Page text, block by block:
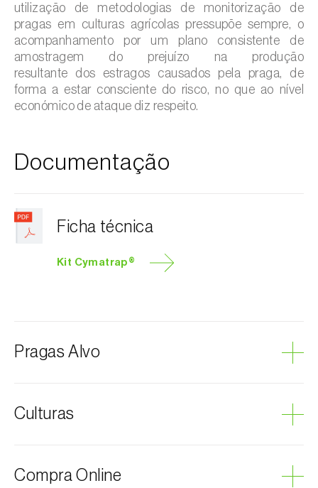
utilização de metodologias de monitorização de
pragas em culturas agrícolas pressupõe sempre, o
acompanhamento por um plano consistente de
amostragem do prejuízo na produção
resultante dos estragos causados pela praga, de
forma a estar consciente do risco, no que ao nível
económico de ataque diz respeito.
Documentação
Ficha técnica
Kit Cymatrap®
Pragas Alvo
Percevejo-castanho-marmoreado
Culturas
Cerejeira
Compra Online